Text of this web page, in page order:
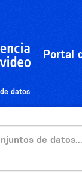
Portal
datos